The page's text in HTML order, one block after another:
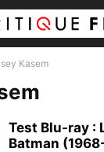
Kasem
Test Blu-ray :
Batman